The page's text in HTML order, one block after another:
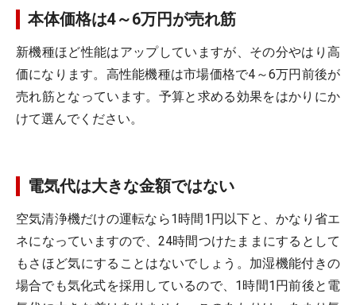
本体価格は4～6万円が売れ筋
新機種ほど性能はアップしていますが、その分やはり高
価になります。高性能機種は市場価格で4～6万円前後が
売れ筋となっています。予算と求める効果をはかりにか
けて選んでください。
電気代は大きな金額ではない
空気清浄機だけの運転なら1時間1円以下と、かなり省エ
ネになっていますので、24時間つけたままにするとして
もさほど気にすることはないでしょう。加湿機能付きの
場合でも気化式を採用しているので、1時間1円前後と電